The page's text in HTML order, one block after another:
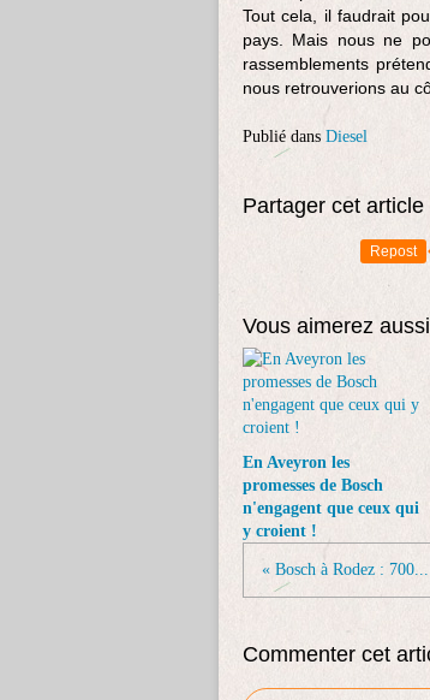
Tout cela, il faudrait
pays. Mais nous ne
rassemblements
nous retrouverions au
Publié dans Diesel
Partager cet article
Repost
Vous aimerez
En Aveyron les
promesses de Bosch
n'engagent que ceux qui
y croient !
« Bosch à Rodez : 700...
Commenter cet